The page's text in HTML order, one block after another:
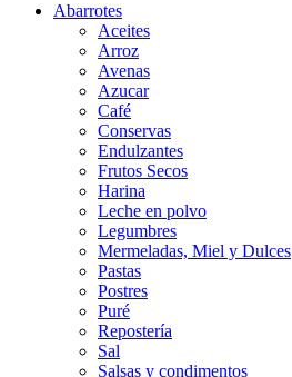
Abarrotes
Aceites
Arroz
Avenas
Azucar
Café
Conservas
Endulzantes
Frutos Secos
Harina
Leche en polvo
Legumbres
Mermeladas, Miel y Dulces
Pastas
Postres
Puré
Repostería
Sal
Salsas y condimentos